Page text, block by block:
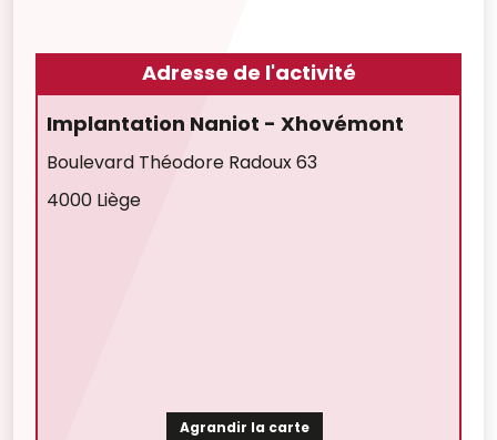
Adresse de l'activité
Implantation Naniot - Xhovémont
Boulevard Théodore Radoux 63
4000 Liège
Agrandir la carte